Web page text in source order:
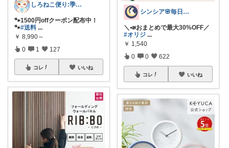
しろねこ便り:季節のおすすめ
🐾1500円offクーポン配布中！
🐾#送料 ...
￥ 8,990～
0 1 127
コレ いいね
シンシア🌸毎日ハッピーな暮らし🍀
＼📣おまとめで最大30%OFF／
#オリジ ...
￥ 1,540
0 0 622
コレ いいね